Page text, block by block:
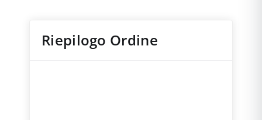
Riepilogo Ordine